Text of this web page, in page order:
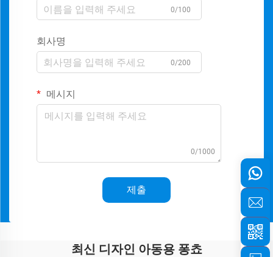
0/100
회사명
0/200
메시지
0/1000
제출
최신 디자인 아동용 퐁쵸